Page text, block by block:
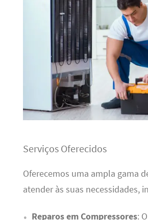
Serviços Oferecidos
Oferecemos uma ampla gama
atender às suas necessidades,
Reparos em Compressores: